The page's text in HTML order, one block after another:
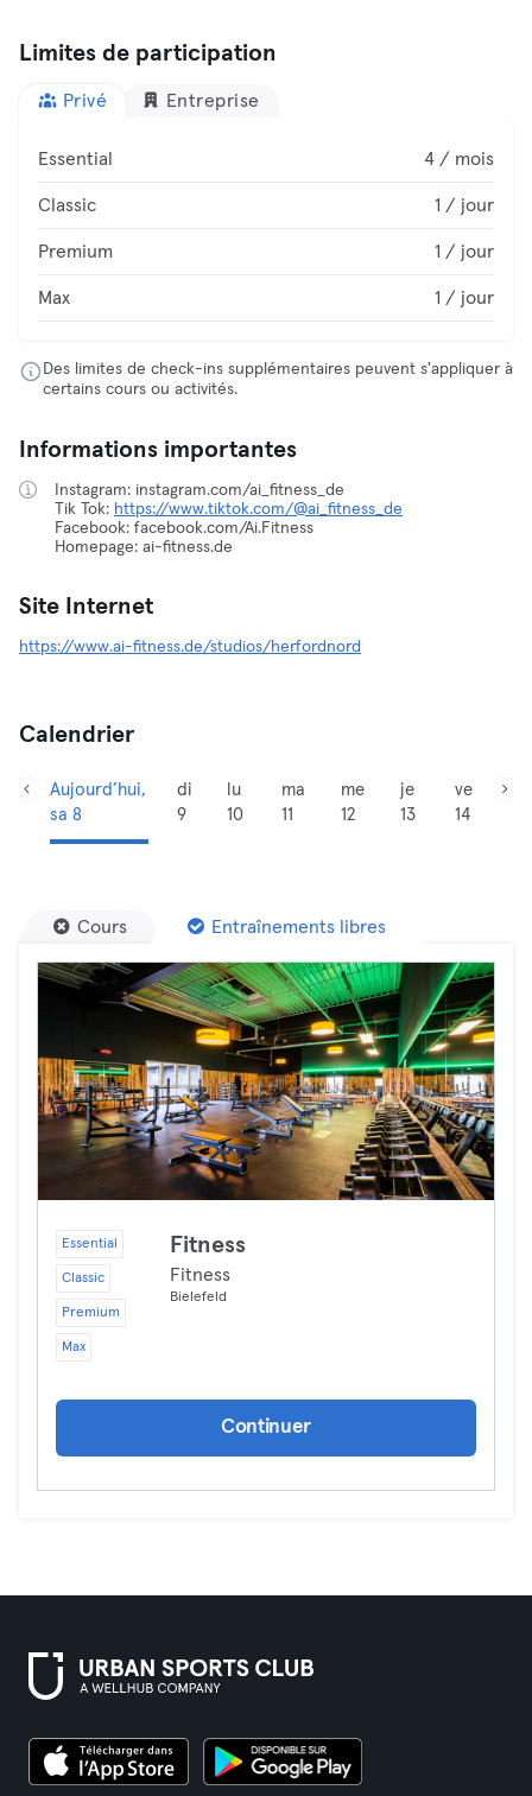
Limites de participation
Privé Entreprise
Essential 4 / mois
Classic 1 / jour
Premium 1 / jour
Max 1 / jour
Des limites de check-ins supplémentaires peuvent s'appliquer à
certains cours ou activités.
Informations importantes
Instagram: instagram.com/ai_fitness_de
Tik Tok: https://www.tiktok.com/@ai_fitness_de
Facebook: facebook.com/Ai.Fitness
Homepage: ai-fitness.de
Site Internet
https://www.ai-fitness.de/studios/herfordnord
Calendrier
Aujourd’hui,
sa 8
di
9
lu
10
ma
11
me
12
je
13
ve
14
Cours Entraînements libres
Essential
Classic
Premium
Max
Fitness
Fitness
Bielefeld
Continuer